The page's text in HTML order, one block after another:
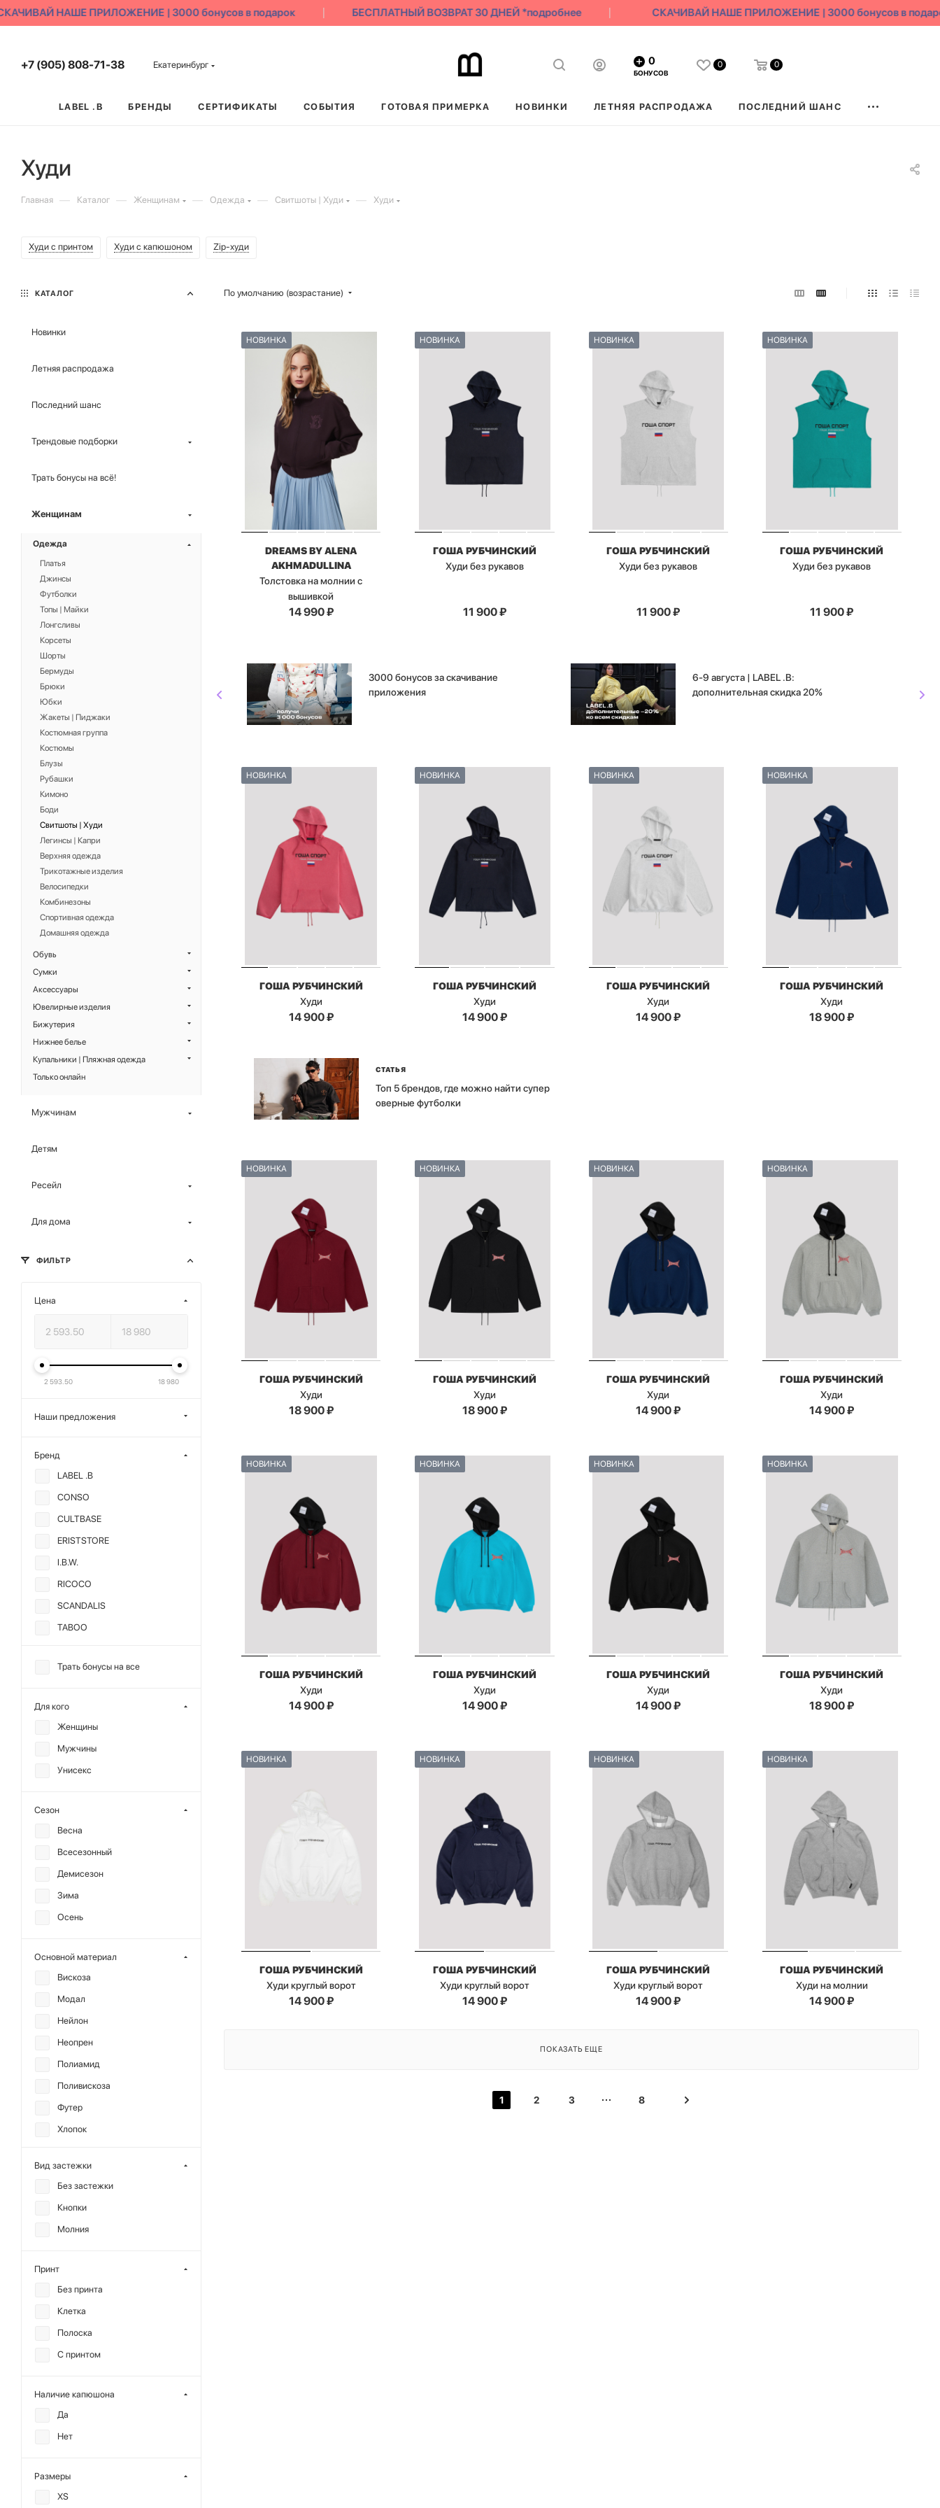
НАШЕ ПРИЛОЖЕНИЕ | 3000 бонусов в подарок БЕСПЛАТНЫЙ ВОЗВРАТ 30 ДНЕЙ *подробнее СКАЧИВАЙ НАШЕ ПРИЛОЖЕНИЕ | 3000 бонусов в подарок
+7 (905) 808-71-38 Екатеринбург 0
БОНУСОВ
0 0
LABEL .B БРЕНДЫ СЕРТИФИКАТЫ СОБЫТИЯ ГОТОВАЯ ПРИМЕРКА НОВИНКИ ЛЕТНЯЯ РАСПРОДАЖА ПОСЛЕДНИЙ ШАНС
Худи
Главная — Каталог — Женщинам — Одежда — Свитшоты | Худи — Худи
Худи с принтом Худи с капюшоном Zip-худи
По умолчанию (возрастание)
НОВИНКА
DREAMS BY ALENA
AKHMADULLINA
Толстовка на молнии с
вышивкой
14 990₽
НОВИНКА
ГОША РУБЧИНСКИЙ
Худи без рукавов
11 900₽
НОВИНКА
ГОША РУБЧИНСКИЙ
Худи без рукавов
11 900₽
НОВИНКА
ГОША РУБЧИНСКИЙ
Худи без рукавов
11 900₽
3000 бонусов за скачивание
приложения
6-9 августа | LABEL .B:
дополнительная скидка 20%
НОВИНКА
ГОША РУБЧИНСКИЙ
Худи
14 900₽
НОВИНКА
ГОША РУБЧИНСКИЙ
Худи
14 900₽
НОВИНКА
ГОША РУБЧИНСКИЙ
Худи
14 900₽
НОВИНКА
ГОША РУБЧИНСКИЙ
Худи
18 900₽
СТАТЬЯ
Топ 5 брендов, где можно найти супер
оверные футболки
НОВИНКА
ГОША РУБЧИНСКИЙ
Худи
18 900₽
НОВИНКА
ГОША РУБЧИНСКИЙ
Худи
18 900₽
НОВИНКА
ГОША РУБЧИНСКИЙ
Худи
14 900₽
НОВИНКА
ГОША РУБЧИНСКИЙ
Худи
14 900₽
НОВИНКА
ГОША РУБЧИНСКИЙ
Худи
14 900₽
НОВИНКА
ГОША РУБЧИНСКИЙ
Худи
14 900₽
НОВИНКА
ГОША РУБЧИНСКИЙ
Худи
14 900₽
НОВИНКА
ГОША РУБЧИНСКИЙ
Худи
18 900₽
НОВИНКА
ГОША РУБЧИНСКИЙ
Худи круглый ворот
14 900₽
НОВИНКА
ГОША РУБЧИНСКИЙ
Худи круглый ворот
14 900₽
НОВИНКА
ГОША РУБЧИНСКИЙ
Худи круглый ворот
14 900₽
НОВИНКА
ГОША РУБЧИНСКИЙ
Худи на молнии
14 900₽
ПОКАЗАТЬ ЕЩЕ
1 2 3 8
КАТАЛОГ
Новинки
Летняя распродажа
Последний шанс
Трендовые подборки
Трать бонусы на всё!
Женщинам
Одежда
Платья
Джинсы
Футболки
Топы | Майки
Лонгсливы
Корсеты
Шорты
Бермуды
Брюки
Юбки
Жакеты | Пиджаки
Костюмная группа
Костюмы
Блузы
Рубашки
Кимоно
Боди
Свитшоты | Худи
Легинсы | Капри
Верхняя одежда
Трикотажные изделия
Велосипедки
Комбинезоны
Спортивная одежда
Домашняя одежда
Обувь
Сумки
Аксессуары
Ювелирные изделия
Бижутерия
Нижнее белье
Купальники | Пляжная одежда
Только онлайн
Мужчинам
Детям
Ресейл
Для дома
ФИЛЬТР
Цена
2 593.50 18 980
Наши предложения
Бренд
LABEL .B
CONSO
CULTBASE
ERISTSTORE
I.B.W.
RICOCO
SCANDALIS
TABOO
МИНИ
AKHMADULLINA
F | ABLE
FORCHIL
KRAKATAU
OUT OF REACH
SHTRIPLING
SHVETSOV STORE
ГОША РУБЧИНСКИЙ
Трать бонусы на все
Для кого
Женщины
Мужчины
Унисекс
Сезон
Весна
Всесезонный
Демисезон
Зима
Осень
Основной материал
Вискоза
Модал
Нейлон
Неопрен
Полиамид
Поливискоза
Футер
Хлопок
Вид застежки
Без застежки
Кнопки
Молния
Принт
Без принта
Клетка
Полоска
С принтом
Наличие капюшона
Да
Нет
Размеры
XS